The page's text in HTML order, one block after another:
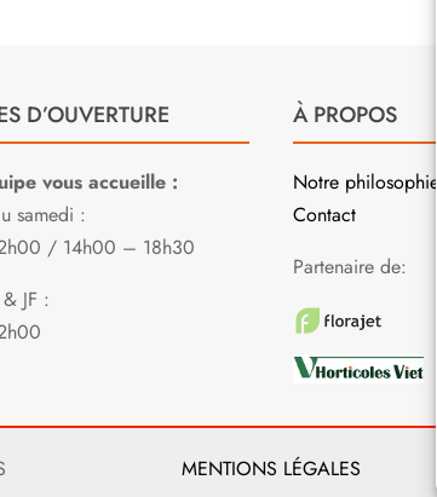
D’OUVERTURE
vous accueille :
samedi :
/ 14h00 – 18h30
JF :
À PROPOS
Notre philosophie
Contact
Partenaire de:
MENTIONS LÉGALES